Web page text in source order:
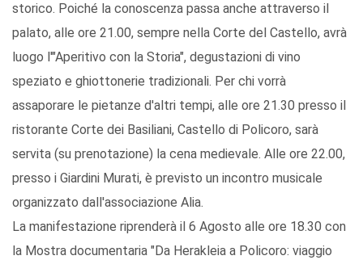
storico. Poiché la conoscenza passa anche attraverso il
palato, alle ore 21.00, sempre nella Corte del Castello, avrà
luogo l'"Aperitivo con la Storia", degustazioni di vino
speziato e ghiottonerie tradizionali. Per chi vorrà
assaporare le pietanze d'altri tempi, alle ore 21.30 presso il
ristorante Corte dei Basiliani, Castello di Policoro, sarà
servita (su prenotazione) la cena medievale. Alle ore 22.00,
presso i Giardini Murati, è previsto un incontro musicale
organizzato dall'associazione Alia.
La manifestazione riprenderà il 6 Agosto alle ore 18.30 con
la Mostra documentaria "Da Herakleia a Policoro: viaggio